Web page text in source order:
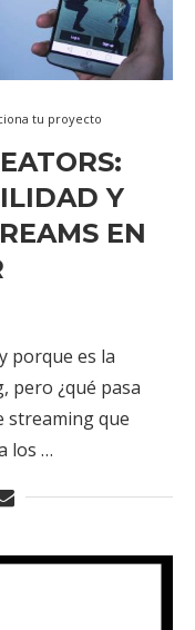
tu proyecto
Y
EN
porque es la
pero ¿qué pasa
streaming que
los …